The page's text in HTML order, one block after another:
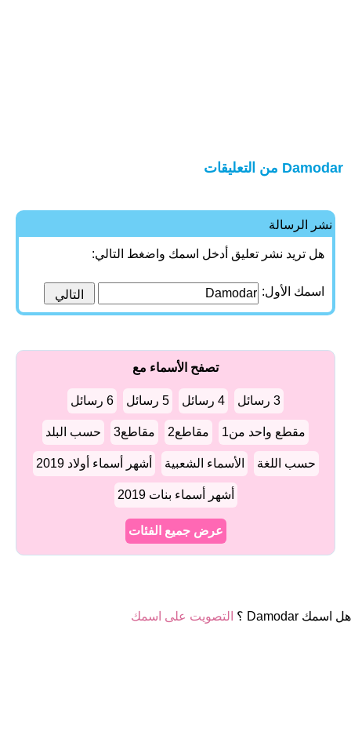
Damodar من التعليقات
نشر الرسالة
هل تريد نشر تعليق أدخل اسمك واضغط التالي:
اسمك الأول:
تصفح الأسماء مع
3 رسائل 4 رسائل 5 رسائل 6 رسائل
مقطع واحد من1 مقاطع2 مقاطع3 حسب البلد
حسب اللغة الأسماء الشعبية أشهر أسماء أولاد 2019
أشهر أسماء بنات 2019
عرض جميع الفئات
هل اسمك Damodar ؟ التصويت على اسمك